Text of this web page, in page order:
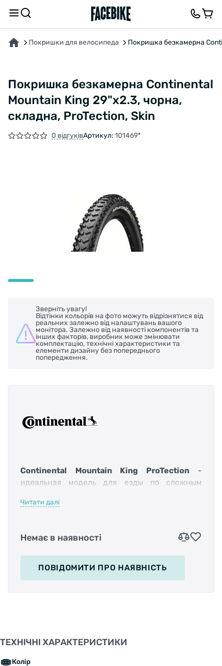
Покришки для велосипеда Покришка безкамерна
Покришка безкамерна Continental
Mountain King 29"x2.3, чорна,
складна, ProTection, Skin
0 відгуківАртикул: 101469*
Зверніть увагу!
Відтінки кольорів на фото можуть відрізнятися від
реальних залежно від налаштувань вашого
монітора. Залежно від наявності компонентів та
інших факторів, виробник може змінювати
комплектацію, технічні характеристики та
елементи дизайну без попереднього
попередження.
Continental Mountain King ProTection-
идеальная модель для езды по сложным
характерные для таких поверхностей
хорошее поддержание скорости, а внешние
обеспечивают максимальное сцепление как
по прямой трассе, так и на поворотах.
Модель оборудована кевларовым
фолдинговым кордом с примесью арамидных
волокон, такая особенность позволяет легко
Читати далі
Немає в наявності
ПОВІДОМИТИ ПРО НАЯВНІСТЬ
ТЕХНІЧНІ ХАРАКТЕРИСТИКИ
Колір
ПРО ТОВАР ХАРАКТЕРИСТИКИВІДГУКИ ТА ЗАПИТАННЯ